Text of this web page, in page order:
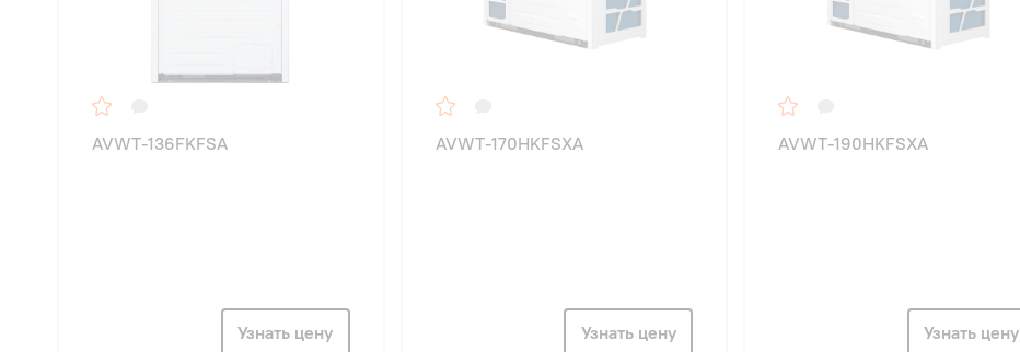
AVWT-136FKFSA
Узнать цену
AVWT-170HKFSXA
Узнать цену
AVWT-190HKFSXA
Узнать цену